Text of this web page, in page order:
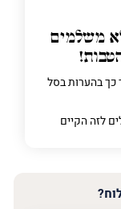
משלמים
כך בהערות בסל
לזה הקיים